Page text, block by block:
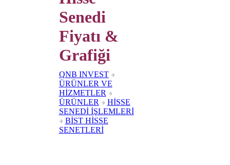
Senedi
Fiyatı &
Grafiği
QNB INVEST
ÜRÜNLER VE
HİZMETLER
ÜRÜNLER
HİSSE
SENEDİ İŞLEMLERİ
BİST HİSSE
SENETLERİ